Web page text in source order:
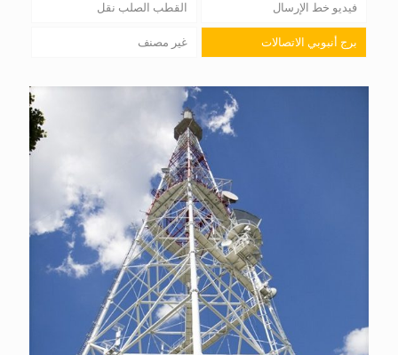
فيديو خط الإرسال القطب الصلب نقل
برج أنبوبي الاتصالات غير مصنف